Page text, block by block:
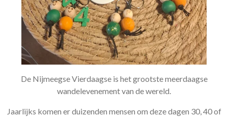
De Nijmeegse Vierdaagse is het grootste meerdaagse
wandelevenementvan de wereld.
Jaarlijks komen er duizenden mensen om deze dagen 30, 40 of